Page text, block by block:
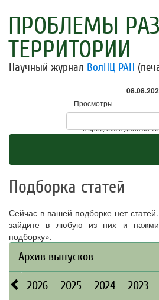
ПРОБЛЕМЫ
ТЕРРИТОРИИ
Научный журнал ВолНЦ РАН
Просмотры
Посетители
* - в среднем в день за
Подборка статей
Сейчас в вашей подборке нет
зайдите в любую из них и
подборку».
Архив выпусков
2026 2025 2024 2023